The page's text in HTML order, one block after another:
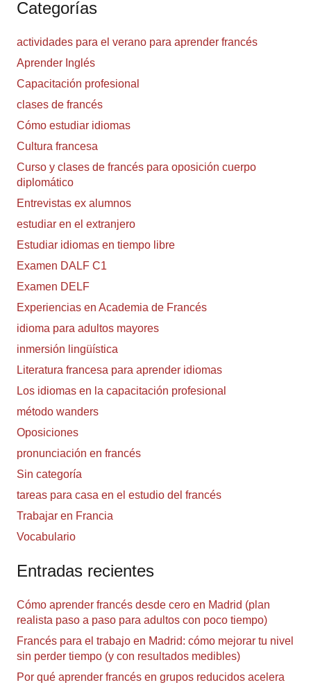
Categorías
actividades para el verano para aprender francés
Aprender Inglés
Capacitación profesional
clases de francés
Cómo estudiar idiomas
Cultura francesa
Curso y clases de francés para oposición cuerpo
diplomático
Entrevistas ex alumnos
estudiar en el extranjero
Estudiar idiomas en tiempo libre
Examen DALF C1
Examen DELF
Experiencias en Academia de Francés
idioma para adultos mayores
inmersión lingüística
Literatura francesa para aprender idiomas
Los idiomas en la capacitación profesional
método wanders
Oposiciones
pronunciación en francés
Sin categoría
tareas para casa en el estudio del francés
Trabajar en Francia
Vocabulario
Entradas recientes
Cómo aprender francés desde cero en Madrid (plan
realista paso a paso para adultos con poco tiempo)
Francés para el trabajo en Madrid: cómo mejorar tu nivel
sin perder tiempo (y con resultados medibles)
Por qué aprender francés en grupos reducidos acelera